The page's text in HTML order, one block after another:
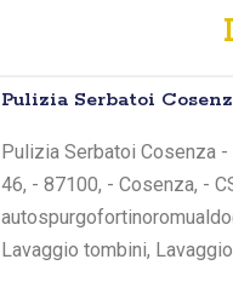
Pulizia Serbatoi
Pulizia Serbatoi Cosenza
46, - 87100, - Cosenza, -
Lavaggio tombini,